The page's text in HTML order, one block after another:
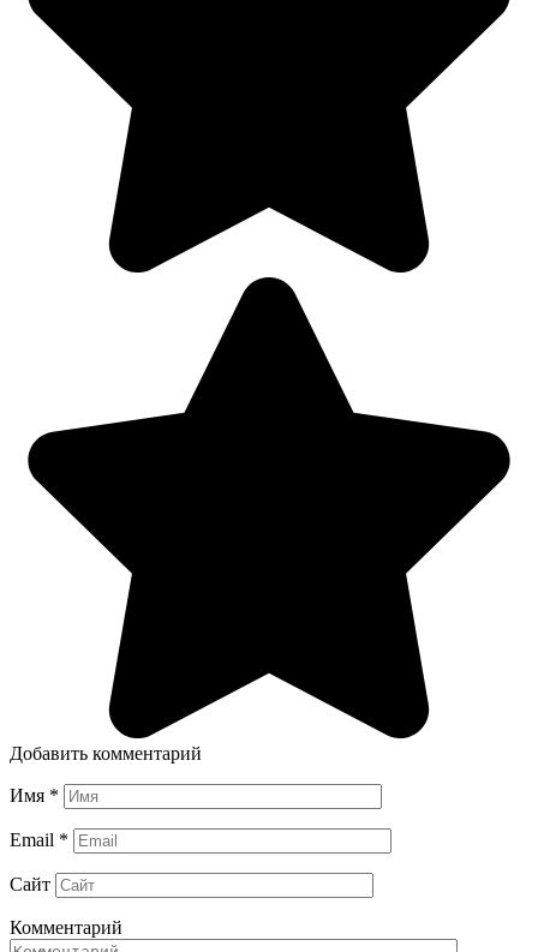
Добавить комментарий
Имя *
Email *
Сайт
Комментарий